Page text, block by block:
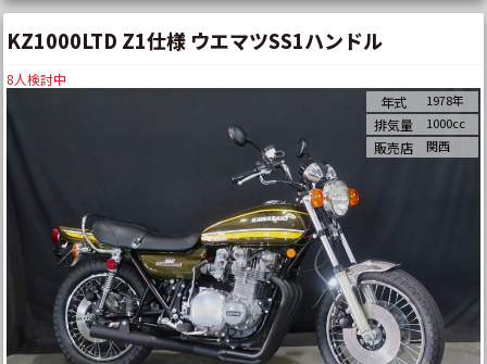
KZ1000LTD Z1仕様 ウエマツSS1ハンドル
8人検討中
年式 1978年
排気量 1000cc
販売店 関西